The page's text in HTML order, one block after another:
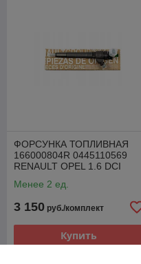
ФОРСУНКА ТОПЛИВНАЯ
166000804R 0445110569
RENAULT OPEL 1.6 DCI
Менее 2 ед.
3 150 руб./комплект
Купить